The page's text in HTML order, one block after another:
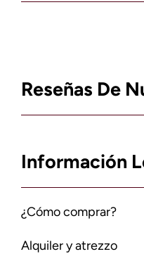
Reseñas De
Información
¿Cómo comprar?
Alquiler y atrezzo